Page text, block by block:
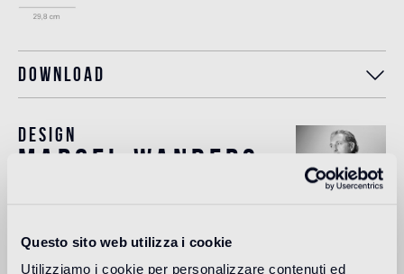
Questo sito web utilizza i cookie
Utilizziamo i cookie per personalizzare contenuti ed
Download
Design
marcel wanders
Definido por el New York Times como el "Lady Gaga del